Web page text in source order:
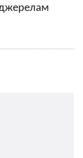
джерелам